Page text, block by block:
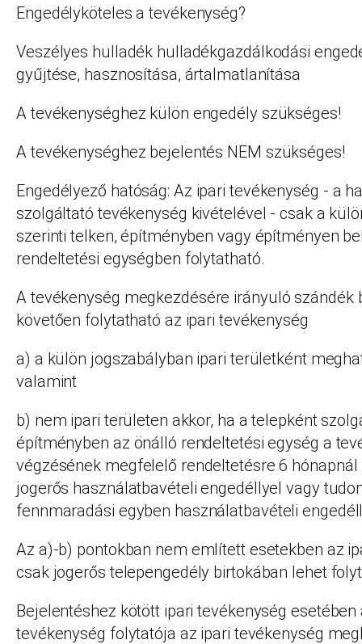
Engedélyköteles a tevékenység?
Veszélyes hulladék hulladékgazdálkodási
gyűjtése, hasznosítása, ártalmatlanítása
A tevékenységhez külön engedély szükséges!
A tevékenységhez bejelentés NEM szükséges!
Engedélyező hatóság: Az ipari tevékenység - a
szolgáltató tevékenység kivételével - csak a
szerinti telken, építményben vagy építményen
rendeltetési egységben folytatható.
A tevékenység megkezdésére irányuló szándék
követően folytatható az ipari tevékenység
a) a külön jogszabályban ipari területként
valamint
b) nem ipari területen akkor, ha a telepként
építményben az önálló rendeltetési egység a
végzésének megfelelő rendeltetésre 6
jogerős használatbavételi engedéllyel vagy
fennmaradási egyben használatbavételi
Az a)-b) pontokban nem említett esetekben az
csak jogerős telepengedély birtokában lehet
Bejelentéshez kötött ipari tevékenység esetében
tevékenység folytatója az ipari tevékenység